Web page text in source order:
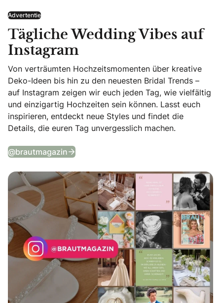
Advertentie
Tägliche Wedding Vibes auf
Instagram
Von verträumten Hochzeitsmomenten über kreative
Deko-Ideen bis hin zu den neuesten Bridal Trends –
auf Instagram zeigen wir euch jeden Tag, wie vielfältig
und einzigartig Hochzeiten sein können. Lasst euch
inspirieren, entdeckt neue Styles und findet die
Details, die euren Tag unvergesslich machen.
@brautmagazin Tägliche Wedding Vibes auf Instagram